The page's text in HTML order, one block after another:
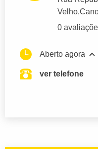
Velho,
0
Aberto agora
ver telefone